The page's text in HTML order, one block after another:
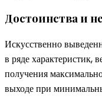
Достоинства и
Искусственно
в ряде характеристик,
получения
выходе при